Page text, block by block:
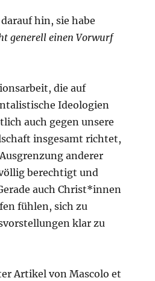
hin, sie habe
generell einen Vorwurf
die auf
Ideologien
auch gegen unsere
insgesamt richtet,
anderer
berechtigt und
auch Christ*innen
fühlen, sich zu
klar zu
Artikel von Mascolo et